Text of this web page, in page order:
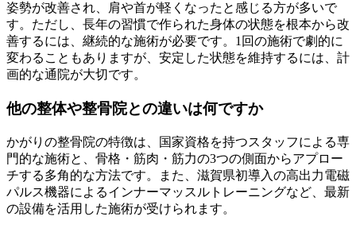
姿勢が改善され、肩や首が軽くなったと感じる方が多いで
す。ただし、長年の習慣で作られた身体の状態を根本から改
善するには、継続的な施術が必要です。1回の施術で劇的に
変わることもありますが、安定した状態を維持するには、計
画的な通院が大切です。
他の整体や整骨院との違いは何ですか
かがりの整骨院の特徴は、国家資格を持つスタッフによる専
門的な施術と、骨格・筋肉・筋力の3つの側面からアプロー
チする多角的な方法です。また、滋賀県初導入の高出力電磁
パルス機器によるインナーマッスルトレーニングなど、最新
の設備を活用した施術が受けられます。